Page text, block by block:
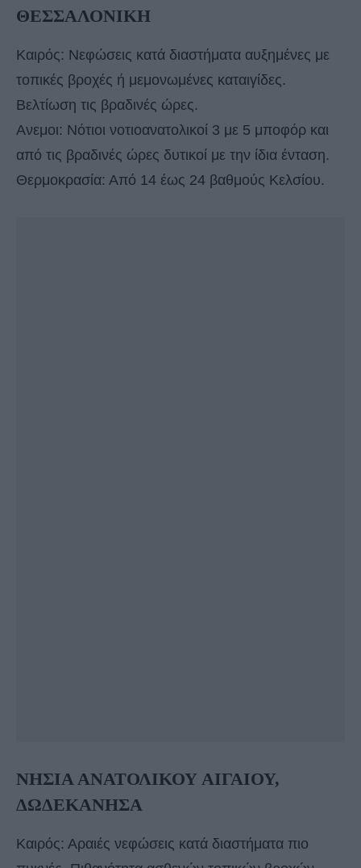
ΘΕΣΣΑΛΟΝΙΚΗ
Καιρός: Νεφώσεις κατά διαστήματα αυξημένες με
τοπικές βροχές ή μεμονωμένες καταιγίδες.
Βελτίωση τις βραδινές ώρες.
Ανεμοι: Νότιοι νοτιοανατολικοί 3 με 5 μποφόρ και
από τις βραδινές ώρες δυτικοί με την ίδια ένταση.
Θερμοκρασία: Από 14 έως 24 βαθμούς Κελσίου.
ΝΗΣΙΑ ΑΝΑΤΟΛΙΚΟΥ ΑΙΓΑΙΟΥ,
ΔΩΔΕΚΑΝΗΣΑ
Καιρός: Αραιές νεφώσεις κατά διαστήματα πιο